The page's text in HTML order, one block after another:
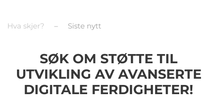
Hva skjer? Siste nytt
SØK OM STØTTE TIL
UTVIKLING AV AVANSERTE
DIGITALE FERDIGHETER!